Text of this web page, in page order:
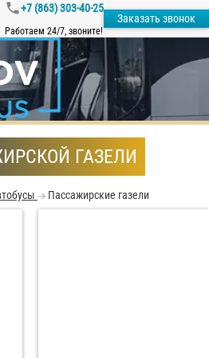
+7 (863) 303-40-25
Работаем 24/7, звоните!
Заказать звонок
ГАЗЕЛИ
Пассажирские газели